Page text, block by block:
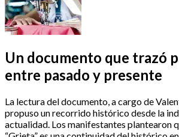
Un documento que trazó
entre pasado y presente
La lectura del documento, a cargo de
propuso un recorrido histórico desde la
actualidad. Los manifestantes plantearon